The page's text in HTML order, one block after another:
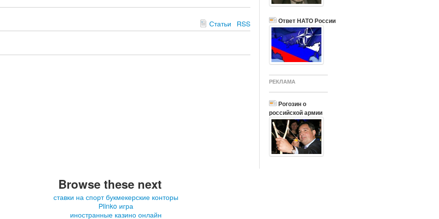
Статьи RSS Ответ НАТО России
РЕКЛАМА
Рогозин о
российской армии
Browse these next
ставки на спорт букмекерские конторы
Plinko игра
иностранные казино онлайн